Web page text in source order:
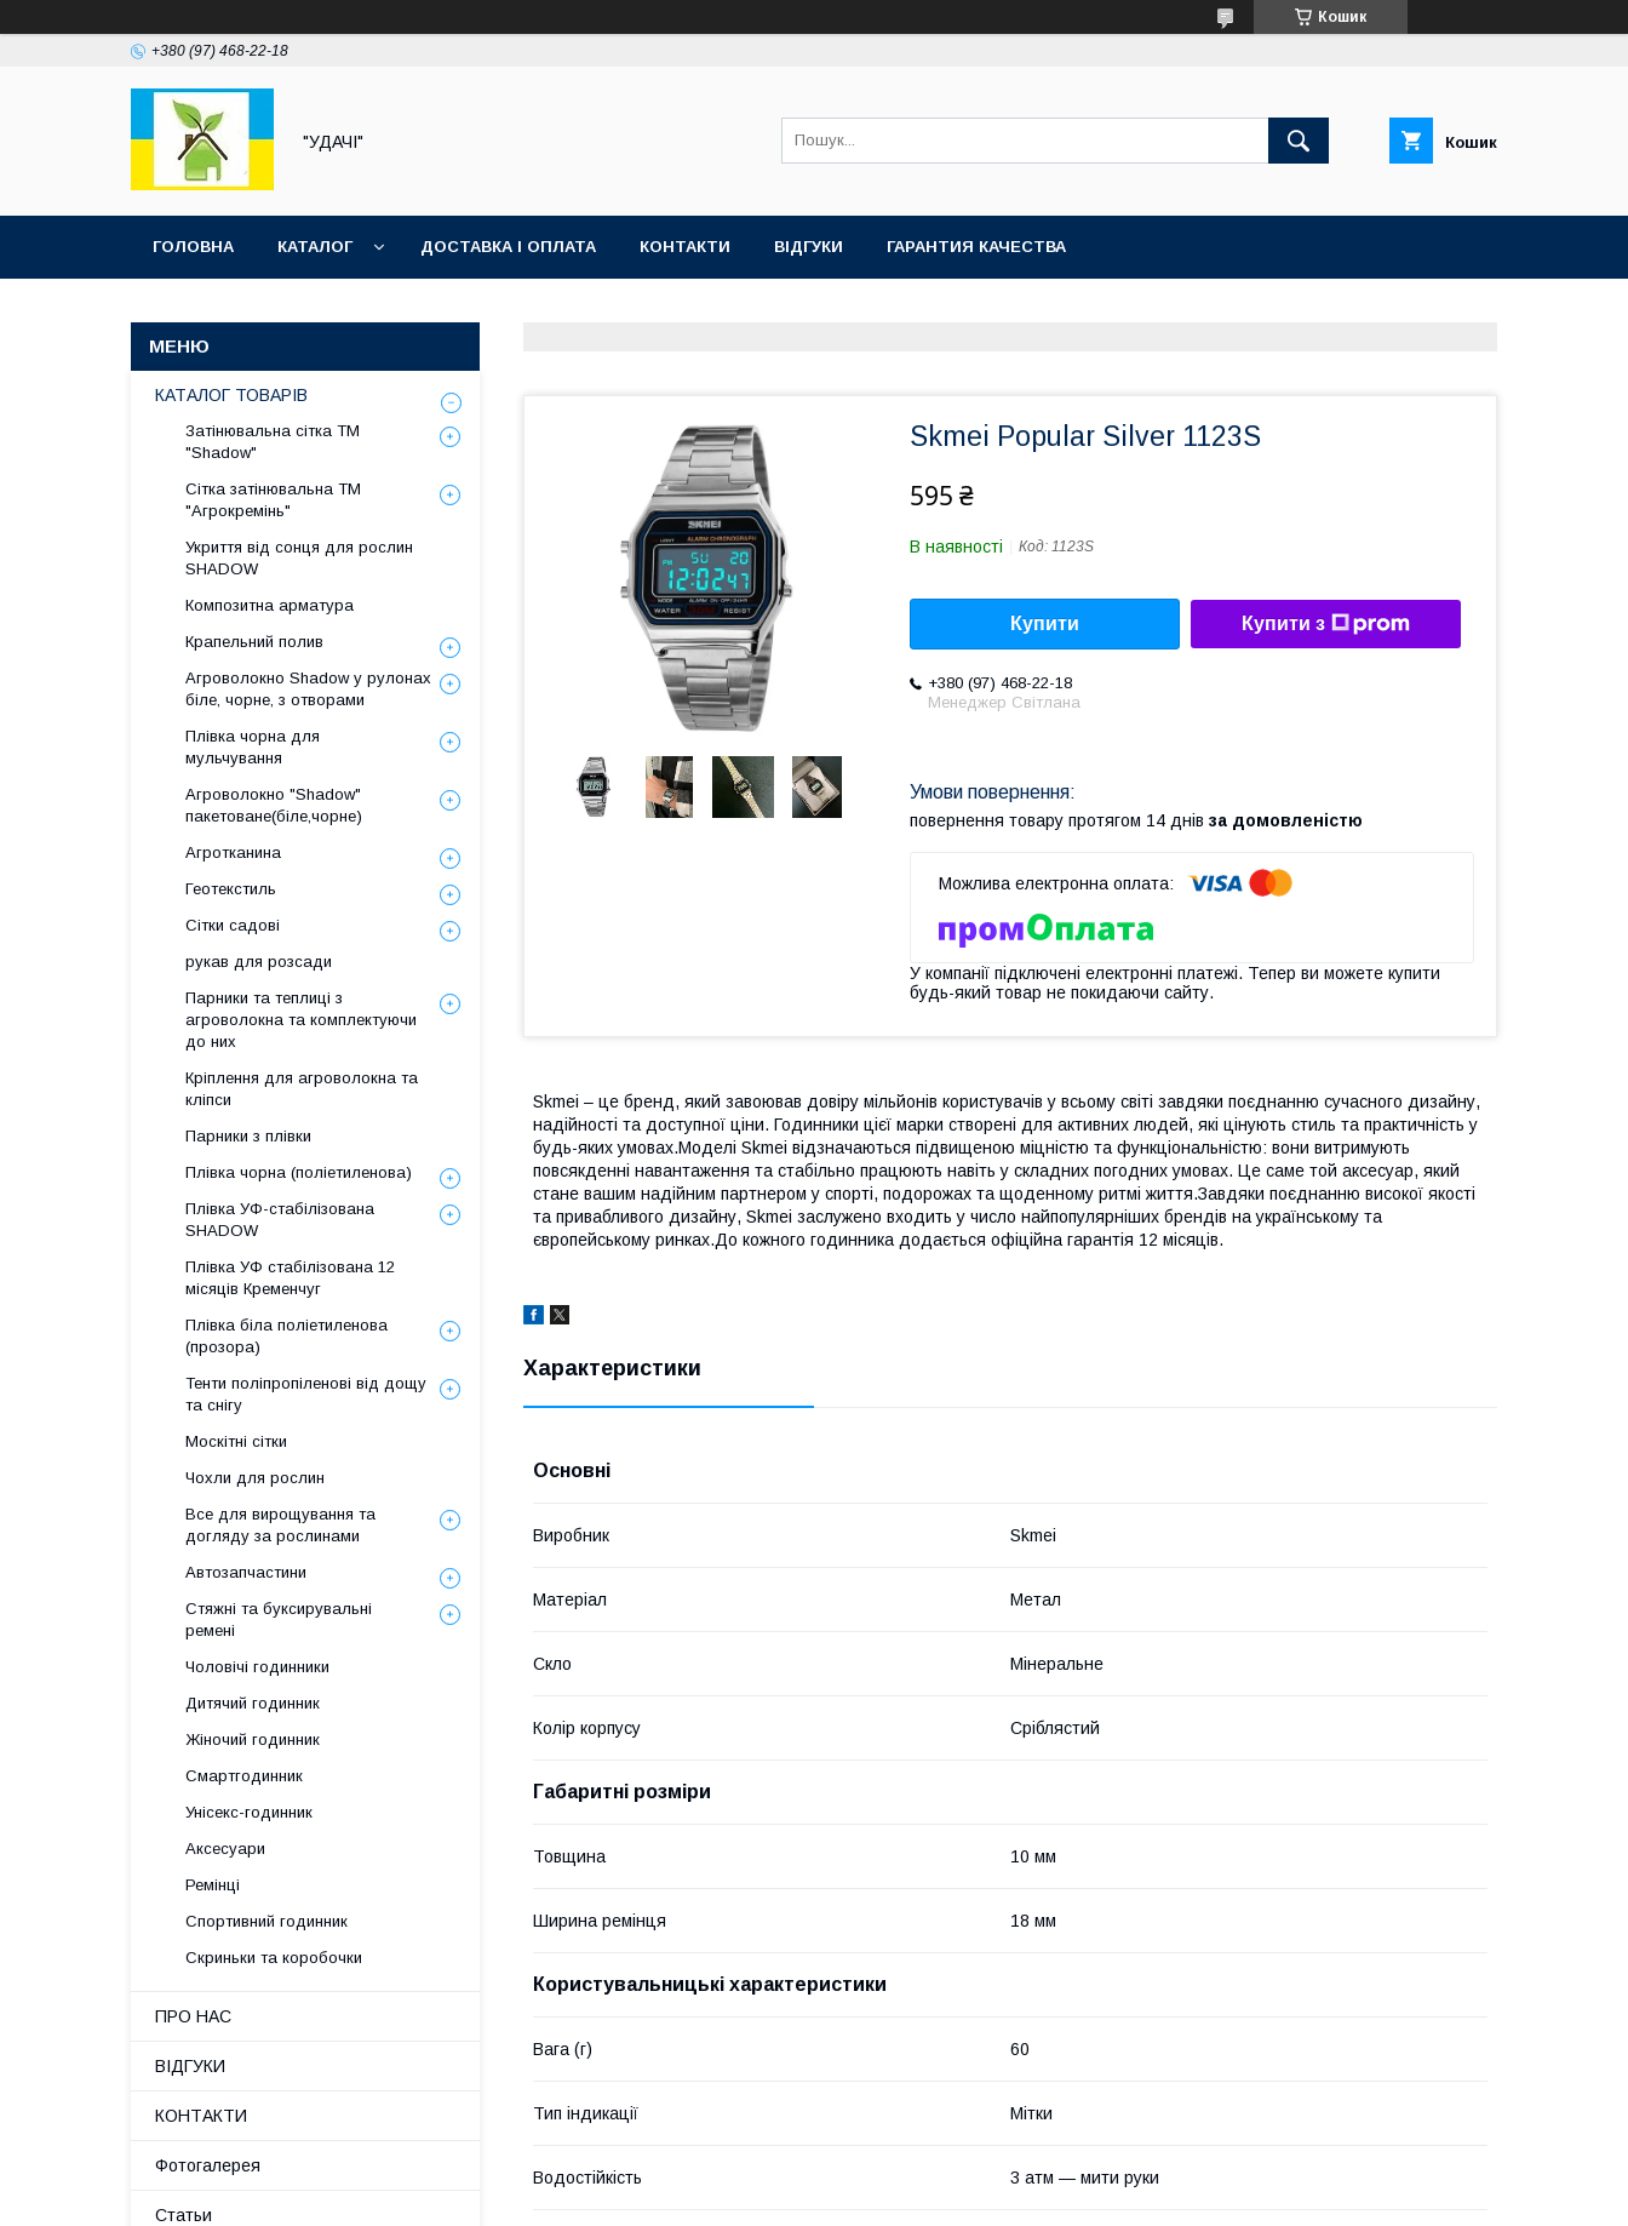
Кошик
+380 (97) 468-22-18
"УДАЧІ" Кошик
ГОЛОВНА КАТАЛОГ ДОСТАВКА І ОПЛАТА КОНТАКТИ ВІДГУКИ ГАРАНТИЯ КАЧЕСТВА
Skmei Popular Silver 1123S
595 ₴
В наявності Код: 1123S
Купити Купити з
+380 (97) 468-22-18
Менеджер Світлана
повернення товару протягом 14 днів за домовленістю
У компанії підключені електронні платежі. Тепер ви можете купити
будь-який товар не покидаючи сайту.
Skmei – це бренд, який завоював довіру мільйонів користувачів у всьому світі завдяки поєднанню сучасного дизайну,
надійності та доступної ціни. Годинники цієї марки створені для активних людей, які цінують стиль та практичність у
будь-яких умовах.Моделі Skmei відзначаються підвищеною міцністю та функціональністю: вони витримують
повсякденні навантаження та стабільно працюють навіть у складних погодних умовах. Це саме той аксесуар, який
стане вашим надійним партнером у спорті, подорожах та щоденному ритмі життя.Завдяки поєднанню високої якості
та привабливого дизайну, Skmei заслужено входить у число найпопулярніших брендів на українському та
європейському ринках.До кожного годинника додається офіційна гарантія 12 місяців.
Характеристики
Основні
Виробник Skmei
Матеріал Метал
Скло Мінеральне
Колір корпусу Сріблястий
Габаритні розміри
Товщина 10 мм
Ширина ремінця 18 мм
Користувальницькі характеристики
Вага (г) 60
Тип індикації Мітки
Водостійкість 3 атм — мити руки
КАТАЛОГ ТОВАРІВ
Затінювальна сітка ТМ
"Shadow"
Сітка затінювальна ТМ
"Агрокремінь"
Укриття від сонця для рослин
SHADOW
Композитна арматура
Крапельний полив
Агроволокно Shadow у рулонах
біле, чорне, з отворами
Плівка чорна для
мульчування
Агроволокно "Shadow"
пакетоване(біле,чорне)
Агротканина
Геотекстиль
Сітки садові
рукав для розсади
Парники та теплиці з
агроволокна та комплектуючи
до них
Кріплення для агроволокна та
кліпси
Парники з плівки
Плівка чорна (поліетиленова)
Плівка УФ-стабілізована
SHADOW
Плівка УФ стабілізована 12
місяців Кременчуг
Плівка біла поліетиленова
(прозора)
Тенти поліпропіленові від дощу
та снігу
Москітні сітки
Чохли для рослин
Все для вирощування та
догляду за рослинами
Автозапчастини
Стяжні та буксирувальні
ремені
Чоловічі годинники
Дитячий годинник
Жіночий годинник
Смартгодинник
Унісекс-годинник
Аксесуари
Ремінці
Спортивний годинник
Скриньки та коробочки
ПРО НАС
ВІДГУКИ
КОНТАКТИ
Фотогалерея
Статьи